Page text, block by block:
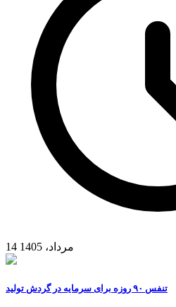
14 مرداد، 1405
تنفس ۹۰ روزه برای سرمایه در گردش تولید